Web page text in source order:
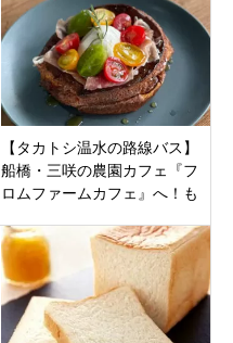
【タカトシ温水の路線バス】
船橋・三咲の農園カフェ『フ
ロムファームカフェ』へ！も
ンケーキ”とは？